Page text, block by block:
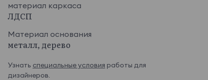
материал каркаса
ЛДСП
Материал основания
металл, дерево
Узнать специальные условия работы для
дизайнеров.